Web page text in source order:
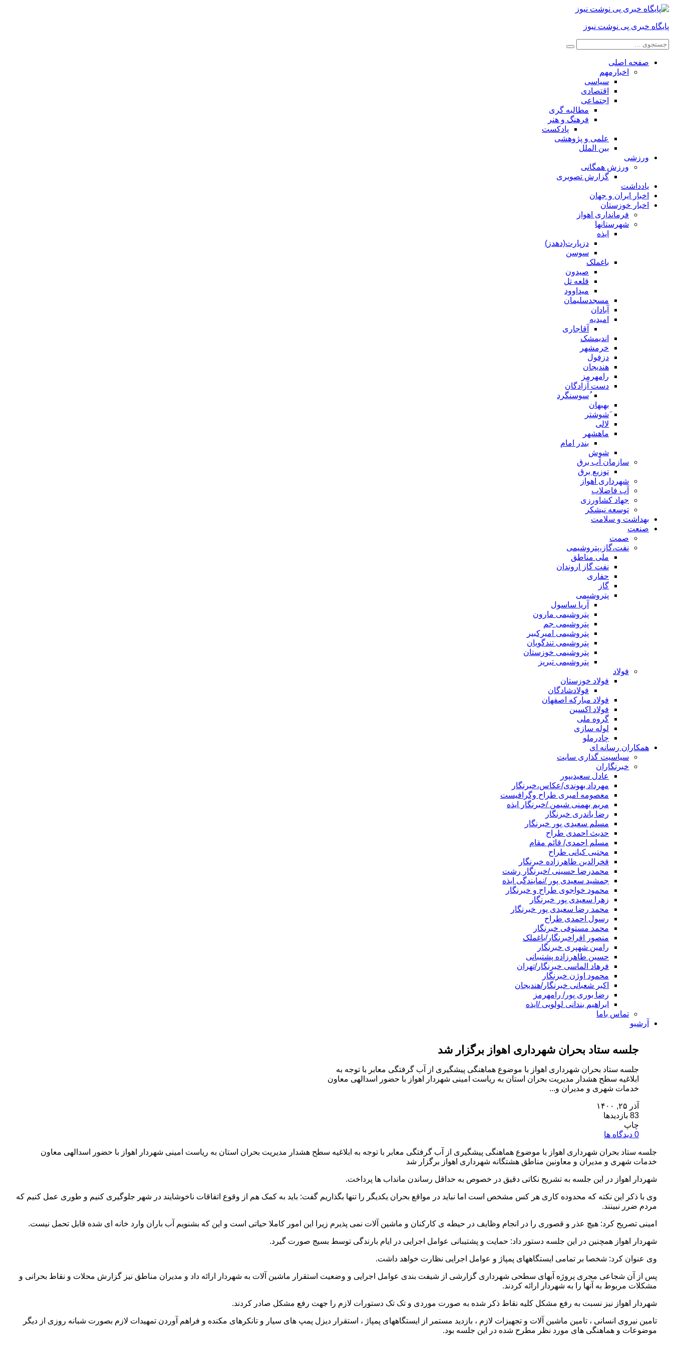
پایگاه خبری پی نوشت نیوز
صفحه اصلی
اخبارمهم
سیاسی
اقتصادی
اجتماعی
مطالبه گری
فرهنگ و هنر
پادکست
علمی و پژوهشی
بین الملل
ورزشی
ورزش همگانی
گزارش تصویری
یادداشت
اخبار ایران و جهان
اخبار خوزستان
فرمانداری اهواز
شهرستانها
ایذه
دزپارت(دهدز)
سوسن
باغملک
صیدون
قلعه تل
میداوود
مسجدسلیمان
آبادان
امیدیه
آقاجاری
اندیمشک
خرمشهر
دزفول
هندیجان
رامهرمز
دست آزادگان
ُسوسنگرد
بهبهان
َشوشتر
لالی
ماهشهر
بندر امام
شوش
سازمان آب برق
توزیع برق
شهرداری اهواز
آب فاضلاب
جهاد کشاورزی
توسعه نیشکر
بهداشت و سلامت
صنعت
صمت
نفت،گاز،پتروشیمی
ملی مناطق
نفت گاز اروندان
حفاری
گاز
پتروشیمی
آریا ساسول
پتروشیمی مارون
پتروشیمی جم
پتروشیمی امیرکبیر
پتروشیمی تندگویان
پتروشیمی خوزستان
پتروشیمی تبریز
فولاد
فولاد خوزستان
فولادشادگان
فولاد مبارکه اصفهان
فولاد اکسین
گروه ملی
لوله سازی
چادرملو
همکاران رسانه ای
سیاسیت گذاری سایت
خبرنگاران
عادل سعیدیپور
مهرداد بهوندی/عکاس،خبرنگار
معصومه امیری طراح وگرافیست
مریم بهمنی شیمن /خبرنگار ایذه
رضا باندری خبرنگار
مسلم سعیدی پور خبرنگار
حدیث احمدی طراح
مسلم احمدی/ قائم مقام
مجتبی کیانی طراح
فخرالدین طاهرزاده خبرنگار
محمدرضا حسینی /خبرنگار رشت
جمشید سعیدی پور /نمایندگی ایذه
محمود خواجوی طراح و خبرنگار
زهرا سعیدی پور خبرنگار
محمد رضا سعیدی پور خبرنگار
رسول احمدی طراح
محمد مستوفی خبرنگار
منصور افراخبرنگار/باغملک
رامین شهپری خبرنگار
حسین طاهرزاده پشتیبانی
فرهاد الماسی خبرنگار/تهران
محمود اوژن خبرنگار
اکبر شعبانی خبرنگار/هندیجان
رضا بوری پور/ رامهرمز
ابراهیم بندانی لولویی /ایذه
تماس باما
آرشیو
جلسه ستاد بحران شهرداری اهواز برگزار شد
جلسه ستاد بحران شهرداری اهواز با موضوع هماهنگی پیشگیری از آب گرفتگی معابر با توجه به
ابلاغیه سطح هشدار مدیریت بحران استان به ریاست امینی شهردار اهواز با حضور اسدالهی معاون
خدمات شهری و مدیران و...
آذر ۲۵, ۱۴۰۰
83 بازدیدها
چاپ
0 دیدگاه ها
جلسه ستاد بحران شهرداری اهواز با موضوع هماهنگی پیشگیری از آب گرفتگی معابر با توجه به ابلاغیه سطح هشدار مدیریت بحران استان به ریاست امینی شهردار اهواز با حضور اسدالهی معاون
خدمات شهری و مدیران و معاونین مناطق هشتگانه شهرداری اهواز برگزار شد
شهردار اهواز در این جلسه به تشریح نکاتی دقیق در خصوص به حداقل رساندن مانداب ها پرداخت.
وی با ذکر این نکته که محدوده کاری هر کس مشخص است اما نباید در مواقع بحران یکدیگر را تنها بگذاریم گفت: باید به کمک هم از وقوع اتفاقات ناخوشایند در شهر جلوگیری کنیم و طوری عمل کنیم که
مردم ضرر نبینند.
امینی تصریح کرد: هیچ عذر و قصوری را در انجام وظایف در حیطه ی کارکنان و ماشین آلات نمی پذیرم زیرا این امور کاملا حیاتی است و این که بشنویم آب باران وارد خانه ای شده قابل تحمل نیست.
شهردار اهواز همچنین در این جلسه دستور داد: حمایت و پشتیبانی عوامل اجرایی در ایام بارندگی توسط بسیج صورت گیرد.
وی عنوان کرد: شخصا بر تمامی ایستگاههای پمپاژ و عوامل اجرایی نظارت خواهد داشت.
پس از آن شجاعی مجری پروژه آبهای سطحی شهرداری گزارشی از شیفت بندی عوامل اجرایی و وضعیت استقرار ماشین آلات به شهردار ارائه داد و مدیران مناطق نیز گزارش محلات و نقاط بحرانی و
مشکلات مربوط به آنها را به شهردار ارائه کردند.
شهردار اهواز نیز نسبت به رفع مشکل کلیه نقاط ذکر شده به صورت موردی و تک تک دستورات لازم را جهت رفع مشکل صادر کردند.
تامین نیروی انسانی ، تامین ماشین آلات و تجهیزات لازم ، بازدید مستمر از ایستگاههای پمپاژ ، استقرار دیزل پمپ های سیار و تانکرهای مکنده و فراهم آوردن تمهیدات لازم بصورت شبانه روزی از دیگر
موضوعات و هماهنگی های مورد نظر مطرح شده در این جلسه بود.